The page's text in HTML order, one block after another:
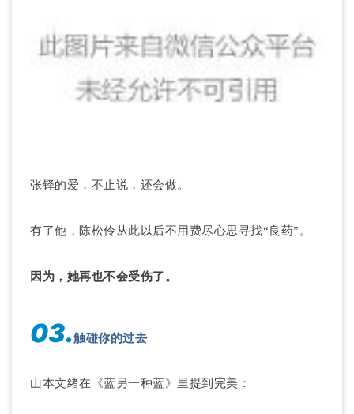
张铎的爱，不止说，还会做。
有了他，陈松伶从此以后不用费尽心思寻找“良药”。
因为，她再也不会受伤了。
03.触碰你的过去
山本文绪在《蓝另一种蓝》里提到完美：